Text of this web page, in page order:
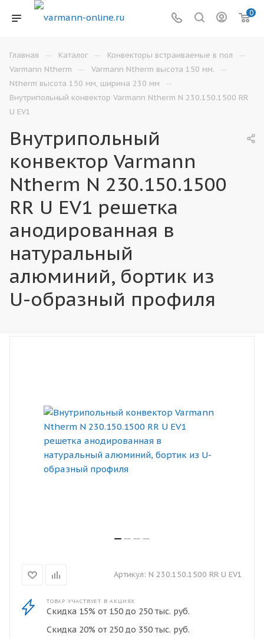
0
Главная — Каталог — Конвекторы встраиваемые в пол —
Varmann Ntherm — Varmann Ntherm высота 150 мм. —
Ntherm высота 150 мм, ширина 230 мм —
Внутрипольный конвектор Varmann Ntherm N 230.150.1500 RR
U EV1
Внутрипольный
конвектор Varmann
Ntherm N 230.150.1500
RR U EV1 решетка
анодированная в
натуральный
алюминий, бортик из
U-образный профиля
Артикул: N 230.150.1500 RR U EV1
ТОВАР УЧАСТВУЕТ В АКЦИЯХ
Скидка 15% от 150 до 250 тыс. руб.
Скидка 20% от 250 до 350 тыс. руб.